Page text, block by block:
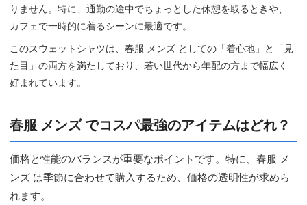
りません。特に、通勤の途中でちょっとした休憩を取るときや、
カフェで一時的に着るシーンに最適です。
このスウェットシャツは、春服 メンズ としての「着心地」と「見
た目」の両方を満たしており、若い世代から年配の方まで幅広く
好まれています。
春服 メンズ でコスパ最強のアイテムはどれ？
価格と性能のバランスが重要なポイントです。特に、春服 メ
ンズ は季節に合わせて購入するため、価格の透明性が求めら
れます。